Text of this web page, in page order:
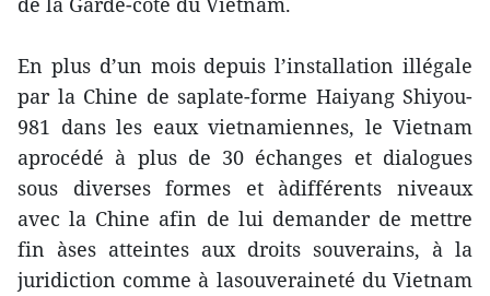
En plus d’un mois depuis l’installation illégale
par la Chine de saplate-forme Haiyang Shiyou-
981 dans les eaux vietnamiennes, le Vietnam
aprocédé à plus de 30 échanges et dialogues
sous diverses formes et àdifférents niveaux
avec la Chine afin de lui demander de mettre
fin àses atteintes aux droits souverains, à la
juridiction comme à lasouveraineté du Vietnam